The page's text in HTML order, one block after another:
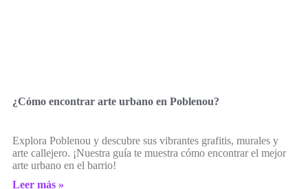
¿Cómo encontrar arte urbano en Poblenou?
Explora Poblenou y descubre sus vibrantes grafitis, murales y
arte callejero. ¡Nuestra guía te muestra cómo encontrar el mejor
arte urbano en el barrio!
Leer más »